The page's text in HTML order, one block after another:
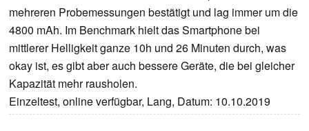
mehreren Probemessungen bestätigt und lag immer um die
4800 mAh. Im Benchmark hielt das Smartphone bei
mittlerer Helligkeit ganze 10h und 26 Minuten durch, was
okay ist, es gibt aber auch bessere Geräte, die bei gleicher
Kapazität mehr rausholen.
Einzeltest, online verfügbar, Lang, Datum: 10.10.2019